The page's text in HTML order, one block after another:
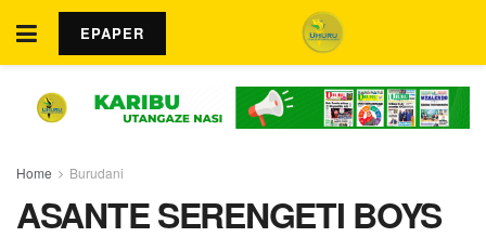
EPAPER
Home Burudani
ASANTE SERENGETI BOYS